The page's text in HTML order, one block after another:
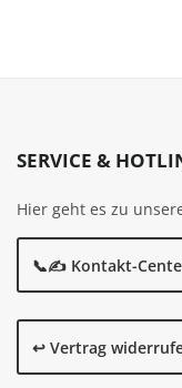
SERVICE &
Hier geht es zu
📞✍️ Kontakt-
↩️ Vertrag